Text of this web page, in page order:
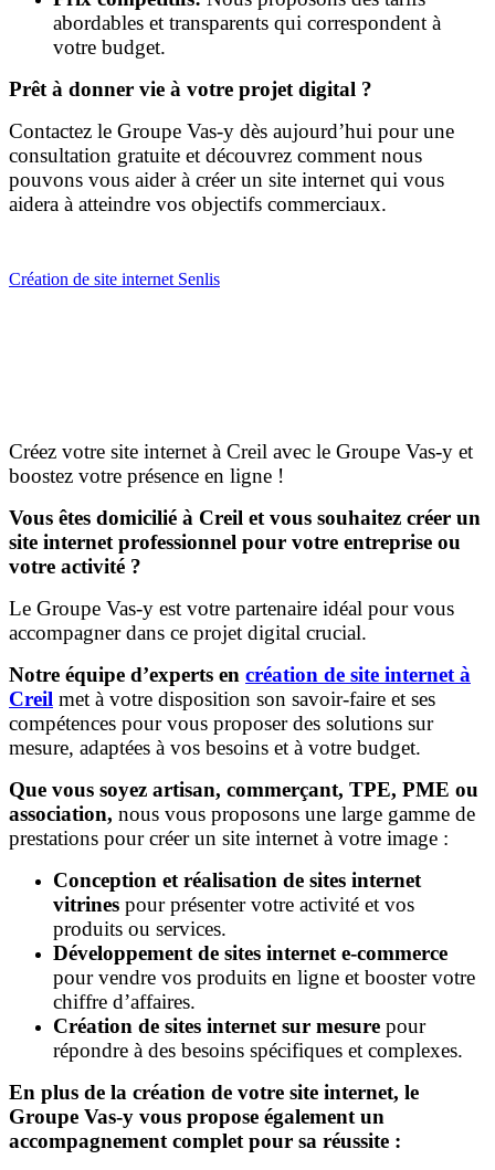
abordables et transparents qui correspondent à
votre budget.
Prêt à donner vie à votre projet digital ?
Contactez le Groupe Vas-y dès aujourd’hui pour une
consultation gratuite et découvrez comment nous
pouvons vous aider à créer un site internet qui vous
aidera à atteindre vos objectifs commerciaux.
Création de site internet Senlis
Créez votre site internet à Creil avec le Groupe Vas-y et
boostez votre présence en ligne !
Vous êtes domicilié à Creil et vous souhaitez créer un
site internet professionnel pour votre entreprise ou
votre activité ?
Le Groupe Vas-y est votre partenaire idéal pour vous
accompagner dans ce projet digital crucial.
Notre équipe d’experts en création de site internet à
Creil met à votre disposition son savoir-faire et ses
compétences pour vous proposer des solutions sur
mesure, adaptées à vos besoins et à votre budget.
Que vous soyez artisan, commerçant, TPE, PME ou
association, nous vous proposons une large gamme de
prestations pour créer un site internet à votre image :
Conception et réalisation de sites internet
vitrines pour présenter votre activité et vos
produits ou services.
Développement de sites internet e-commerce
pour vendre vos produits en ligne et booster votre
chiffre d’affaires.
Création de sites internet sur mesure pour
répondre à des besoins spécifiques et complexes.
En plus de la création de votre site internet, le
Groupe Vas-y vous propose également un
accompagnement complet pour sa réussite :